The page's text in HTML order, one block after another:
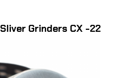
Grinders CX -22